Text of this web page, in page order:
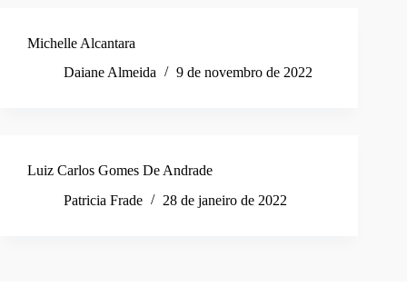
Michelle Alcantara
Daiane Almeida
9 de novembro de 2022
Luiz Carlos Gomes De Andrade
Patricia Frade
28 de janeiro de 2022